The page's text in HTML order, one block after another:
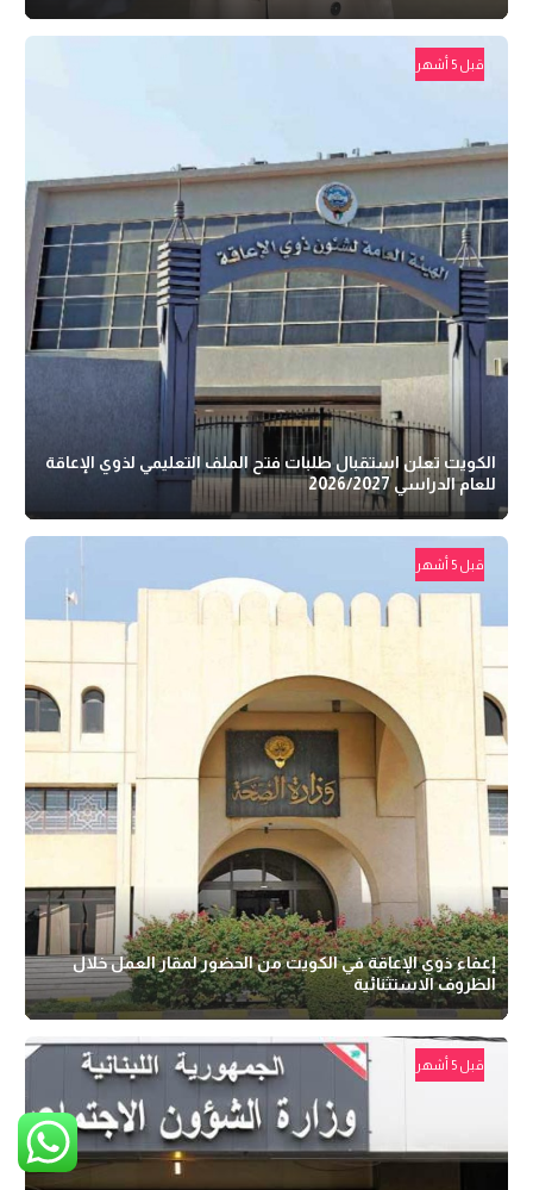
قبل 5 أشهر
الكويت تعلن استقبال طلبات فتح الملف التعليمي لذوي الإعاقة
للعام الدراسي 2026/2027
قبل 5 أشهر
إعفاء ذوي الإعاقة في الكويت من الحضور لمقار العمل خلال
الظروف الاستثنائية
قبل 5 أشهر